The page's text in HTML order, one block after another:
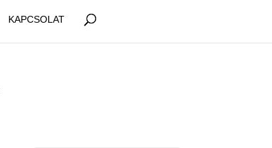
KAPCSOLAT